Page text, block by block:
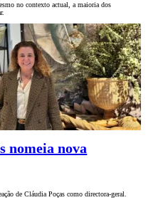
no contexto actual, a maioria dos
nomeia nova
de Cláudia Poças como directora-geral.